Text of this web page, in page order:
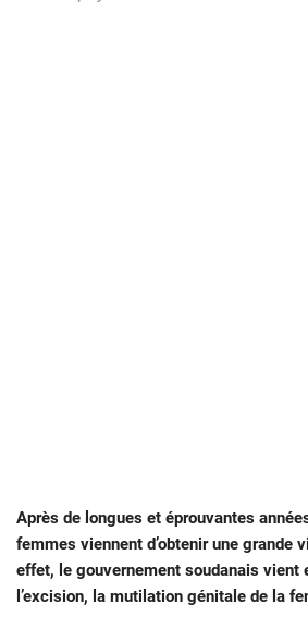
Après de longues et éprouvantes
femmes viennent d’obtenir une grande
effet, le gouvernement soudanais vient
l’excision, la mutilation génitale de la